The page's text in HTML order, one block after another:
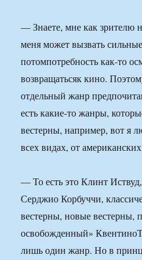
— Знаете, мне как зрителю
меня может вызвать
потомпотребность как-то
возвращатьсяк кино.
отдельный жанр
есть какие-то жанры,
вестерны, например, вот я
всех видах, от
— То есть это Клинт
Серджио Корбуччи,
вестерны, новые вестерны,
освобожденный»
лишь один жанр. Но в